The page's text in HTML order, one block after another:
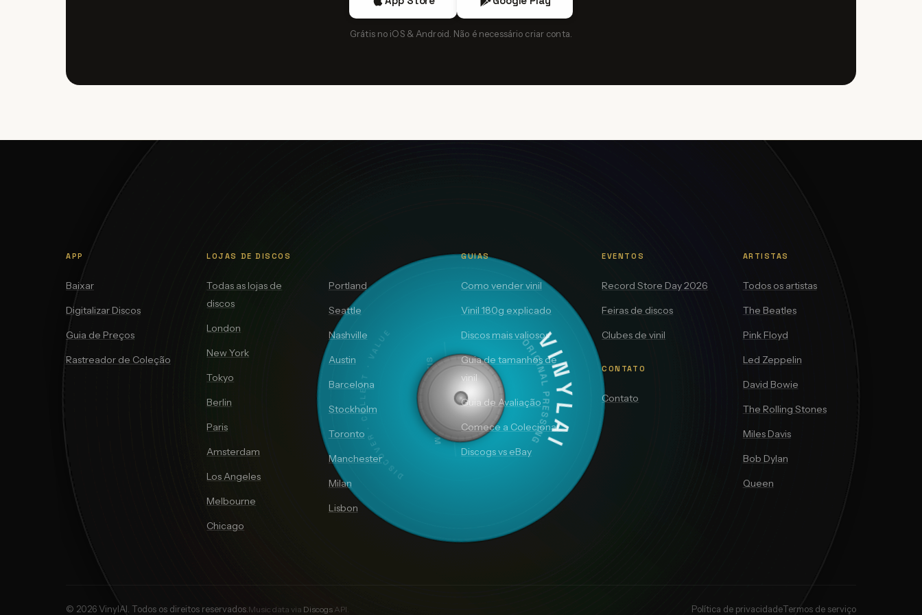
Grátis no iOS & Android. Não é necessário criar conta.
VINYLAI
ORIGINAL PRESSING
SIDE A — 33⅓ RPM
DISCOVER · COLLECT · VALUE
APP
Baixar
Digitalizar Discos
Guia de Preços
Rastreador de Coleção
LOJAS DE DISCOS
Todas as lojas de
discos
London
New York
Tokyo
Berlin
Paris
Amsterdam
Los Angeles
Melbourne
Chicago
Portland
Seattle
Nashville
Austin
Barcelona
Stockholm
Toronto
Manchester
Milan
Lisbon
GUIAS
Como vender vinil
Vinil 180g explicado
Discos mais valiosos
Guia de tamanhos de
vinil
Guia de Avaliação
Comece a Colecionar
Discogs vs eBay
EVENTOS
Record Store Day 2026
Feiras de discos
Clubes de vinil
CONTATO
Contato
ARTISTAS
Todos os artistas
The Beatles
Pink Floyd
Led Zeppelin
David Bowie
The Rolling Stones
Miles Davis
Bob Dylan
Queen
© 2026 VinylAI. Todos os direitos reservados. Music data via Discogs API. Política de privacidadeTermos de serviço